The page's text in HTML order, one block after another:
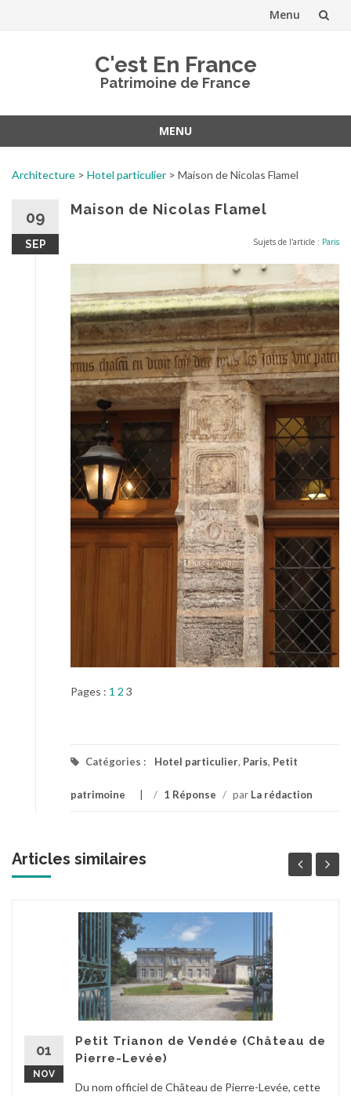
Menu
C'est En France
Patrimoine de France
MENU
Architecture > Hotel particulier > Maison de Nicolas Flamel
09
SEP
Maison de Nicolas Flamel
Sujets de l'article : Paris
Pages : 1 2 3
Catégories : Hotel particulier, Paris, Petit
patrimoine / 1 Réponse / par La rédaction
Articles similaires
01
NOV
Petit Trianon de Vendée (Château de
Pierre-Levée)
Du nom officiel de Château de Pierre-Levée, cette